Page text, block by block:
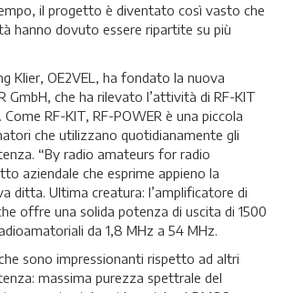
il progetto è diventato così vasto che
hanno dovuto essere ripartite su più
Klier, OE2VEL, ha fondato la nuova
GmbH, che ha rilevato l’attività di RF-KIT
Come RF-KIT, RF-POWER è una piccola
che utilizzano quotidianamente gli
“By radio amateurs for radio
aziendale che esprime appieno la
ditta. Ultima creatura: l’amplificatore di
offre una solida potenza di uscita di 1500
da 1,8 MHz a 54 MHz.
sono impressionanti rispetto ad altri
massima purezza spettrale del